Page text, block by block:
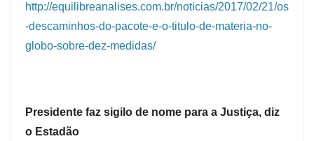
http://equilibreanalises.com.br/noticias/2017/02/21/os
-descaminhos-do-pacote-e-o-titulo-de-materia-no-
globo-sobre-dez-medidas/
Presidente faz sigilo de nome para a Justiça, diz
o Estadão